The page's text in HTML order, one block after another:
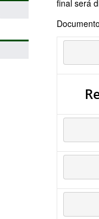
final será